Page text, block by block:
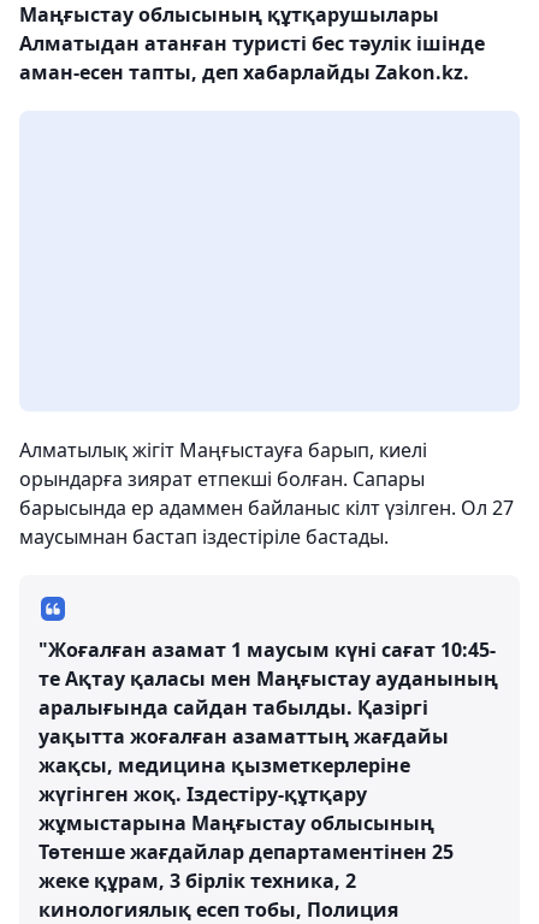
Маңғыстау облысының құтқарушылары
Алматыдан атанған туристі бес тәулік ішінде
аман-есен тапты, деп хабарлайды Zakon.kz.
Алматылық жігіт Маңғыстауға барып, киелі
орындарға зиярат етпекші болған. Сапары
барысында ер адаммен байланыс кілт үзілген. Ол 27
маусымнан бастап іздестіріле бастады.
"Жоғалған азамат 1 маусым күні сағат 10:45-
те Ақтау қаласы мен Маңғыстау ауданының
аралығында сайдан табылды. Қазіргі
уақытта жоғалған азаматтың жағдайы
жақсы, медицина қызметкерлеріне
жүгінген жоқ. Іздестіру-құтқару
жұмыстарына Маңғыстау облысының
Төтенше жағдайлар департаментінен 25
жеке құрам, 3 бірлік техника, 2
кинологиялық есеп тобы, Полиция